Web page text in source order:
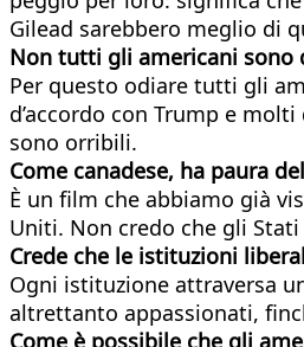
Gilead sarebbero meglio di
Non tutti gli americani sono
Per questo odiare tutti gli
d’accordo con Trump e
sono orribili.
Come canadese, ha paura
È un film che abbiamo già
Uniti. Non credo che gli
Crede che le istituzioni
Ogni istituzione attraversa
altrettanto appassionati,
Come è possibile che gli